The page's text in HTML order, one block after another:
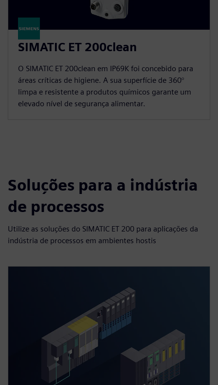
SIMATIC ET 200clean
O SIMATIC ET 200clean em IP69K foi concebido para
áreas críticas de higiene. A sua superfície de 360°
limpa e resistente a produtos químicos garante um
elevado nível de segurança alimentar.
Soluções para a indústria
de processos
Utilize as soluções do SIMATIC ET 200 para aplicações da
indústria de processos em ambientes hostis